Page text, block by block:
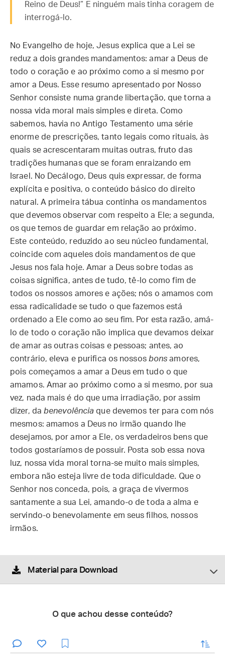
Reino de Deus!” E ninguém mais tinha coragem de
interrogá-lo.
No Evangelho de hoje, Jesus explica que a Lei se
reduz a dois grandes mandamentos: amar a Deus de
todo o coração e ao próximo como a si mesmo por
amor a Deus. Esse resumo apresentado por Nosso
Senhor consiste numa grande libertação, que torna a
nossa vida moral mais simples e direta. Como
sabemos, havia no Antigo Testamento uma série
enorme de prescrições, tanto legais como rituais, às
quais se acrescentaram muitas outras, fruto das
tradições humanas que se foram enraizando em
Israel. No Decálogo, Deus quis expressar, de forma
explícita e positiva, o conteúdo básico do direito
natural. A primeira tábua continha os mandamentos
que devemos observar com respeito a Ele; a segunda,
os que temos de guardar em relação ao próximo.
Este conteúdo, reduzido ao seu núcleo fundamental,
coincide com aqueles dois mandamentos de que
Jesus nos fala hoje. Amar a Deus sobre todas as
coisas significa, antes de tudo, tê-lo como fim de
todos os nossos amores e ações; nós o amamos com
essa radicalidade se tudo o que fazemos está
ordenado a Ele como ao seu fim. Por esta razão, amá-
lo de todo o coração não implica que devamos deixar
de amar as outras coisas e pessoas; antes, ao
contrário, eleva e purifica os nossos bons amores,
pois começamos a amar a Deus em tudo o que
amamos. Amar ao próximo como a si mesmo, por sua
vez, nada mais é do que uma irradiação, por assim
dizer, da benevolência que devemos ter para com nós
mesmos: amamos a Deus no irmão quando lhe
desejamos, por amor a Ele, os verdadeiros bens que
todos gostaríamos de possuir. Posta sob essa nova
luz, nossa vida moral torna-se muito mais simples,
embora não esteja livre de toda dificuldade. Que o
Senhor nos conceda, pois, a graça de vivermos
santamente a sua Lei, amando-o de toda a alma e
servindo-o benevolamente em seus filhos, nossos
irmãos.
Material para Download
O que achou desse conteúdo?
enviar